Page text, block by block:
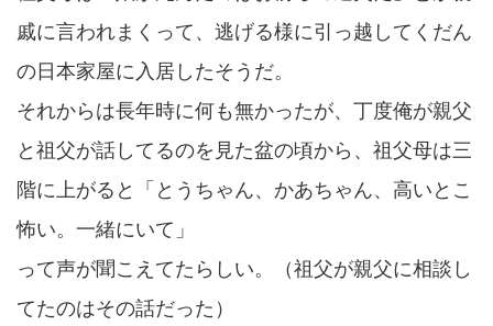
戚に言われまくって、逃げる様に引っ越してくだん
の日本家屋に入居したそうだ。
それからは長年時に何も無かったが、丁度俺が親父
と祖父が話してるのを見た盆の頃から、祖父母は三
階に上がると「とうちゃん、かあちゃん、高いとこ
怖い。一緒にいて」
って声が聞こえてたらしい。（祖父が親父に相談し
てたのはその話だった）